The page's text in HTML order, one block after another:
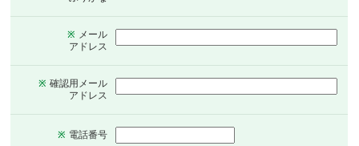
※ メール
アドレス
※ 確認用メール
アドレス
※ 電話番号